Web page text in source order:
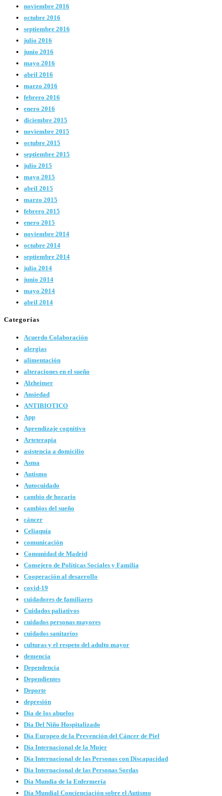
noviembre 2016
octubre 2016
septiembre 2016
julio 2016
junio 2016
mayo 2016
abril 2016
marzo 2016
febrero 2016
enero 2016
diciembre 2015
noviembre 2015
octubre 2015
septiembre 2015
julio 2015
mayo 2015
abril 2015
marzo 2015
febrero 2015
enero 2015
noviembre 2014
octubre 2014
septiembre 2014
julio 2014
junio 2014
mayo 2014
abril 2014
Categorías
Acuerdo Colaboración
alergias
alimentación
alteraciones en el sueño
Alzheimer
Ansiedad
ANTIBIOTICO
App
Aprendizaje cognitivo
Arteterapia
asistencia a domicilio
Asma
Autismo
Autocuidado
cambio de horario
cambios del sueño
cáncer
Celiaquía
comunicación
Comunidad de Madrid
Consejero de Políticas Sociales y Familia
Cooperación al desarrollo
covid-19
cuidadores de familiares
Cuidados paliativos
cuidados personas mayores
cuidados sanitarios
culturas y el respeto del adulto mayor
demencia
Dependencia
Dependientes
Deporte
depresión
Día de los abuelos
Día Del Niño Hospitalizado
Día Europeo de la Prevención del Cáncer de Piel
Día Internacional de la Mujer
Día Internacional de las Personas con Discapacidad
Día Internacional de las Personas Sordas
Día Mundia de la Enfermería
Día Mundial Concienciación sobre el Autismo